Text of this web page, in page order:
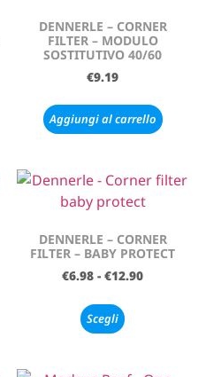
DENNERLE – CORNER
FILTER – MODULO
SOSTITUTIVO 40/60
€9.19
Aggiungi al carrello
DENNERLE – CORNER
FILTER – BABY PROTECT
€6.98 - €12.90
Scegli